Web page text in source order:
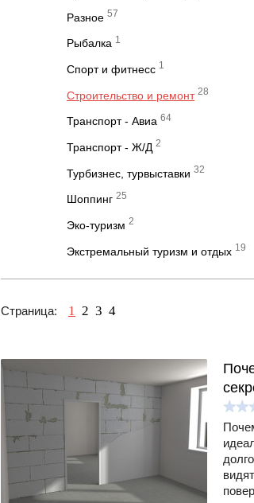
Разное 57
Рыбалка 1
Спорт и фитнесс 1
Строительство и ремонт 28
Транспорт - Авиа 64
Транспорт - Ж/Д 2
Турбизнес, турвыставки 32
Шоппинг 25
Эко-туризм 2
Экстремальный туризм и отдых 19
Страница: 1 2 3 4